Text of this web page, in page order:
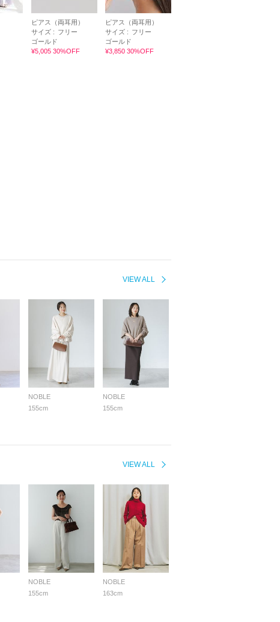
ピアス（両耳用）
サイズ : フリー
ゴールド
¥5,005 30%OFF
ピアス（両耳用）
サイズ : フリー
ゴールド
¥3,850 30%OFF
VIEW ALL
NOBLE
155cm
NOBLE
155cm
VIEW ALL
NOBLE
155cm
NOBLE
163cm